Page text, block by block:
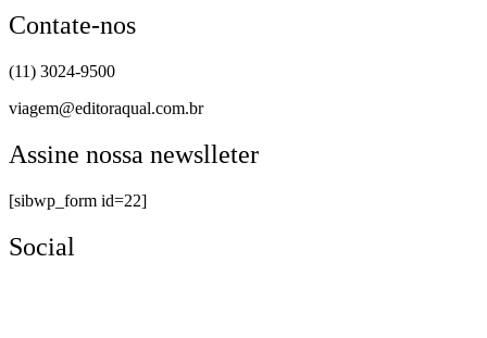
Contate-nos
(11) 3024-9500
viagem@editoraqual.com.br
Assine nossa newslleter
[sibwp_form id=22]
Social